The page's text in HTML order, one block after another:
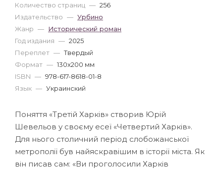
Количество страниц — 256
Издательство — Урбино
Жанр — Исторический роман
Год издания — 2025
Переплет — Твердый
Формат — 130x200 мм
ISBN — 978-617-8618-01-8
Язык — Украинский
Поняття «Третій Харків» створив Юрій
Шевельов у своєму есеї «Четвертий Харків».
Для нього столичний період слобожанської
метрополії був найяскравішим в історії міста. Як
він писав сам: «Ви проголосили Харків